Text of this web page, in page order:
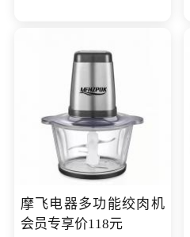
摩飞电器多功能绞肉机
会员专享价118元